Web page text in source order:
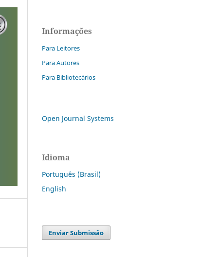
Informações
Para Leitores
Para Autores
Para Bibliotecários
Open Journal Systems
Idioma
Português (Brasil)
English
Enviar Submissão